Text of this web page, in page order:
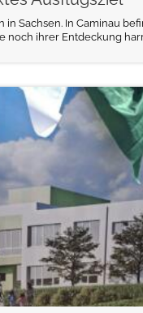
in Sachsen. In Caminau
noch ihrer Entdeckung
weiterlesen